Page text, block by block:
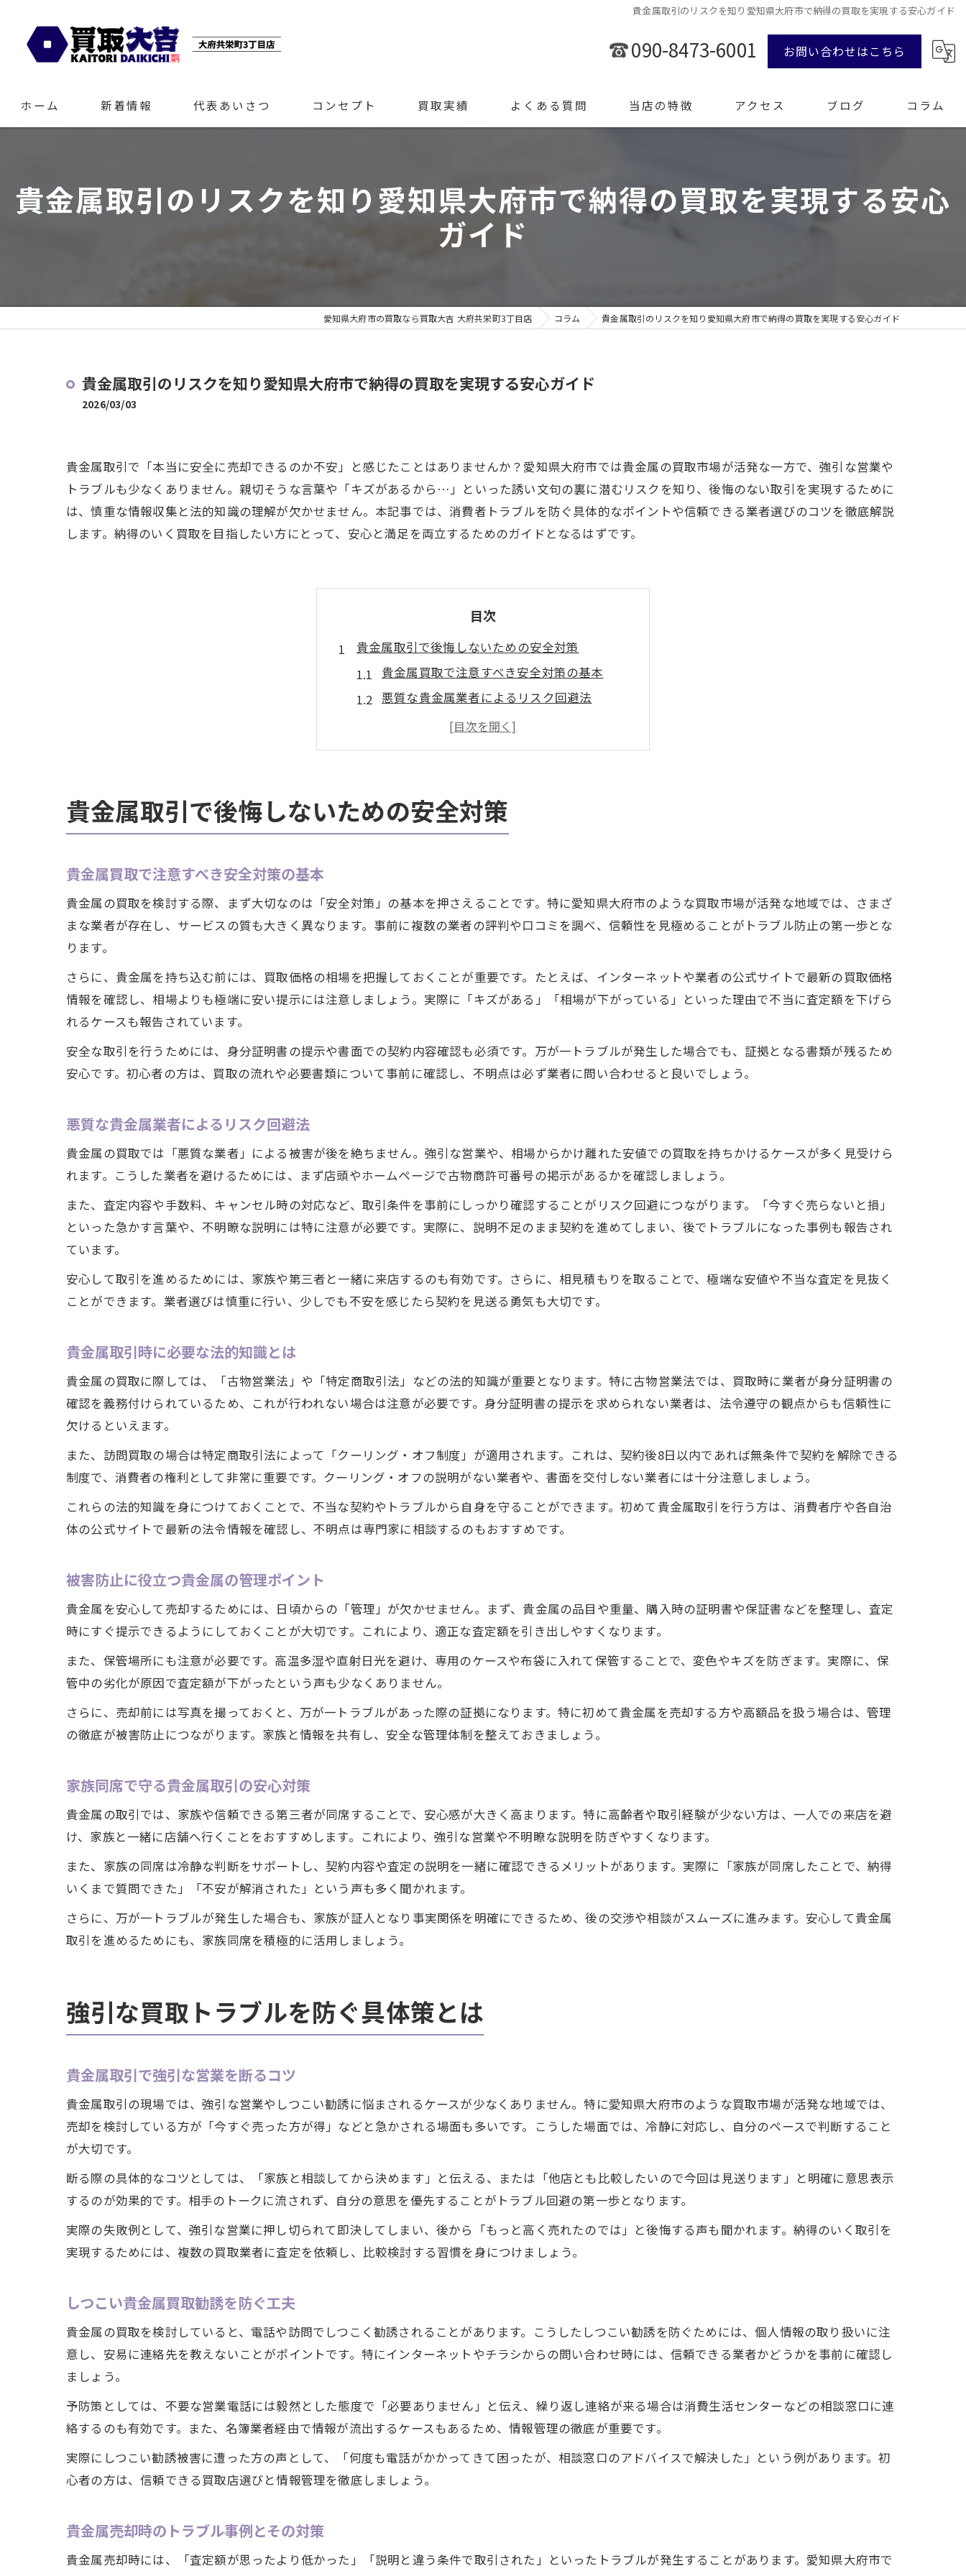
貴金属取引のリスクを知り愛知県大府市で納得の買取を実現する安心ガイド
090-8473-6001 お問い合わせはこちら
ホーム 新着情報 代表あいさつ コンセプト 買取実績 よくある質問 当店の特徴
ブランド品
アクセス ブログ コラム
貴金属取引のリスクを知り愛知県大府市で納得の買取を実現する安心
ガイド
愛知県大府市の買取なら買取大吉 大府共栄町3丁目店 コラム 貴金属取引のリスクを知り愛知県大府市で納得の買取を実現する安心ガイド
貴金属取引のリスクを知り愛知県大府市で納得の買取を実現する安心ガイド
2026/03/03
貴金属取引で「本当に安全に売却できるのか不安」と感じたことはありませんか？愛知県大府市では貴金属の買取市場が活発な一方で、強引な営業や
トラブルも少なくありません。親切そうな言葉や「キズがあるから…」といった誘い文句の裏に潜むリスクを知り、後悔のない取引を実現するために
は、慎重な情報収集と法的知識の理解が欠かせません。本記事では、消費者トラブルを防ぐ具体的なポイントや信頼できる業者選びのコツを徹底解説
します。納得のいく買取を目指したい方にとって、安心と満足を両立するためのガイドとなるはずです。
目次
貴金属取引で後悔しないための安全対策
貴金属買取で注意すべき安全対策の基本
悪質な貴金属業者によるリスク回避法
貴金属取引時に必要な法的知識とは
被害防止に役立つ貴金属の管理ポイント
強引な買取トラブルを防ぐ具体策とは
貴金属取引で強引な営業を断るコツ
貴金属の買取で被害を防ぐ相談先活用法
法令遵守を確認する貴金属買取の重要性
大府市で貴金属買取時の重要チェック事項
貴金属の売却前に知るべき注意ポイント
地域密着型貴金属取引で気をつける点
大府市の貴金属買取リスクを減らす方法
安全な貴金属取引業者の特徴を知る
口コミで判断する貴金属業者の信頼度
貴金属売却時に重視したい査定体制
貴金属の無料査定で安心度を確認する
貴金属売却の安心ステップと注意点
貴金属買取の流れを事前に把握しよう
家族同席で進める貴金属売却の安心感
査定前に知りたい貴金属の価値の見極め方
査定前に確認したい貴金属の特徴とは
貴金属の傷や変色が価値に与える影響
貴金属の種類ごとに異なる査定基準
貴金属査定で損しないための事前準備
貴金属取引で後悔しないための安全対策
貴金属買取で注意すべき安全対策の基本
貴金属の買取を検討する際、まず大切なのは「安全対策」の基本を押さえることです。特に愛知県大府市のような買取市場が活発な地域では、さまざ
まな業者が存在し、サービスの質も大きく異なります。事前に複数の業者の評判や口コミを調べ、信頼性を見極めることがトラブル防止の第一歩とな
ります。
さらに、貴金属を持ち込む前には、買取価格の相場を把握しておくことが重要です。たとえば、インターネットや業者の公式サイトで最新の買取価格
情報を確認し、相場よりも極端に安い提示には注意しましょう。実際に「キズがある」「相場が下がっている」といった理由で不当に査定額を下げら
れるケースも報告されています。
安全な取引を行うためには、身分証明書の提示や書面での契約内容確認も必須です。万が一トラブルが発生した場合でも、証拠となる書類が残るため
安心です。初心者の方は、買取の流れや必要書類について事前に確認し、不明点は必ず業者に問い合わせると良いでしょう。
悪質な貴金属業者によるリスク回避法
貴金属の買取では「悪質な業者」による被害が後を絶ちません。強引な営業や、相場からかけ離れた安値での買取を持ちかけるケースが多く見受けら
れます。こうした業者を避けるためには、まず店頭やホームページで古物商許可番号の掲示があるかを確認しましょう。
また、査定内容や手数料、キャンセル時の対応など、取引条件を事前にしっかり確認することがリスク回避につながります。「今すぐ売らないと損」
といった急かす言葉や、不明瞭な説明には特に注意が必要です。実際に、説明不足のまま契約を進めてしまい、後でトラブルになった事例も報告され
ています。
安心して取引を進めるためには、家族や第三者と一緒に来店するのも有効です。さらに、相見積もりを取ることで、極端な安値や不当な査定を見抜く
ことができます。業者選びは慎重に行い、少しでも不安を感じたら契約を見送る勇気も大切です。
貴金属取引時に必要な法的知識とは
貴金属の買取に際しては、「古物営業法」や「特定商取引法」などの法的知識が重要となります。特に古物営業法では、買取時に業者が身分証明書の
確認を義務付けられているため、これが行われない場合は注意が必要です。身分証明書の提示を求められない業者は、法令遵守の観点からも信頼性に
欠けるといえます。
また、訪問買取の場合は特定商取引法によって「クーリング・オフ制度」が適用されます。これは、契約後8日以内であれば無条件で契約を解除できる
制度で、消費者の権利として非常に重要です。クーリング・オフの説明がない業者や、書面を交付しない業者には十分注意しましょう。
これらの法的知識を身につけておくことで、不当な契約やトラブルから自身を守ることができます。初めて貴金属取引を行う方は、消費者庁や各自治
体の公式サイトで最新の法令情報を確認し、不明点は専門家に相談するのもおすすめです。
被害防止に役立つ貴金属の管理ポイント
貴金属を安心して売却するためには、日頃からの「管理」が欠かせません。まず、貴金属の品目や重量、購入時の証明書や保証書などを整理し、査定
時にすぐ提示できるようにしておくことが大切です。これにより、適正な査定額を引き出しやすくなります。
また、保管場所にも注意が必要です。高温多湿や直射日光を避け、専用のケースや布袋に入れて保管することで、変色やキズを防ぎます。実際に、保
管中の劣化が原因で査定額が下がったという声も少なくありません。
さらに、売却前には写真を撮っておくと、万が一トラブルがあった際の証拠になります。特に初めて貴金属を売却する方や高額品を扱う場合は、管理
の徹底が被害防止につながります。家族と情報を共有し、安全な管理体制を整えておきましょう。
家族同席で守る貴金属取引の安心対策
貴金属の取引では、家族や信頼できる第三者が同席することで、安心感が大きく高まります。特に高齢者や取引経験が少ない方は、一人での来店を避
け、家族と一緒に店舗へ行くことをおすすめします。これにより、強引な営業や不明瞭な説明を防ぎやすくなります。
また、家族の同席は冷静な判断をサポートし、契約内容や査定の説明を一緒に確認できるメリットがあります。実際に「家族が同席したことで、納得
いくまで質問できた」「不安が解消された」という声も多く聞かれます。
さらに、万が一トラブルが発生した場合も、家族が証人となり事実関係を明確にできるため、後の交渉や相談がスムーズに進みます。安心して貴金属
取引を進めるためにも、家族同席を積極的に活用しましょう。
強引な買取トラブルを防ぐ具体策とは
貴金属取引で強引な営業を断るコツ
貴金属取引の現場では、強引な営業やしつこい勧誘に悩まされるケースが少なくありません。特に愛知県大府市のような買取市場が活発な地域では、
売却を検討している方が「今すぐ売った方が得」などと急かされる場面も多いです。こうした場面では、冷静に対応し、自分のペースで判断すること
が大切です。
断る際の具体的なコツとしては、「家族と相談してから決めます」と伝える、または「他店とも比較したいので今回は見送ります」と明確に意思表示
するのが効果的です。相手のトークに流されず、自分の意思を優先することがトラブル回避の第一歩となります。
実際の失敗例として、強引な営業に押し切られて即決してしまい、後から「もっと高く売れたのでは」と後悔する声も聞かれます。納得のいく取引を
実現するためには、複数の買取業者に査定を依頼し、比較検討する習慣を身につけましょう。
しつこい貴金属買取勧誘を防ぐ工夫
貴金属の買取を検討していると、電話や訪問でしつこく勧誘されることがあります。こうしたしつこい勧誘を防ぐためには、個人情報の取り扱いに注
意し、安易に連絡先を教えないことがポイントです。特にインターネットやチラシからの問い合わせ時には、信頼できる業者かどうかを事前に確認し
ましょう。
予防策としては、不要な営業電話には毅然とした態度で「必要ありません」と伝え、繰り返し連絡が来る場合は消費生活センターなどの相談窓口に連
絡するのも有効です。また、名簿業者経由で情報が流出するケースもあるため、情報管理の徹底が重要です。
実際にしつこい勧誘被害に遭った方の声として、「何度も電話がかかってきて困ったが、相談窓口のアドバイスで解決した」という例があります。初
心者の方は、信頼できる買取店選びと情報管理を徹底しましょう。
貴金属売却時のトラブル事例とその対策
貴金属売却時には、「査定額が思ったより低かった」「説明と違う条件で取引された」といったトラブルが発生することがあります。愛知県大府市で